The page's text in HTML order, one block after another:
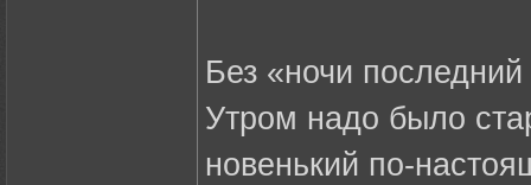
Без «ночи
Утром надо было
новенький по-